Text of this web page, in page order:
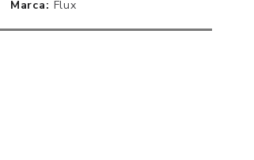
Marca Flux